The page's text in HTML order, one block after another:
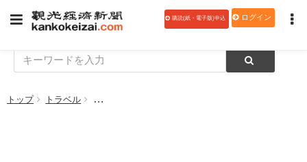
購読(紙・電子版)申込 ログイン
トップ トラベル 新千歳空港、国際空港評価「World’s Most Improved